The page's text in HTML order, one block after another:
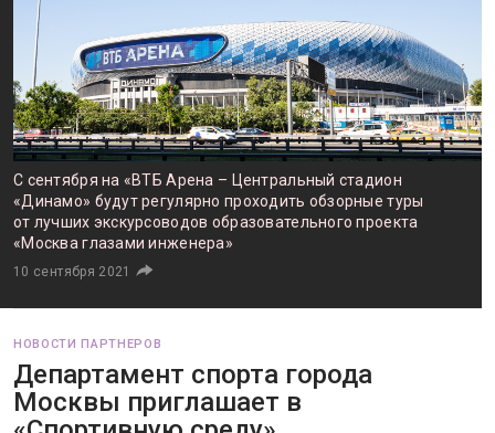
С сентября на «ВТБ Арена – Центральный стадион
«Динамо» будут регулярно проходить обзорные туры
от лучших экскурсоводов образовательного проекта
«Москва глазами инженера»
10 сентября 2021
НОВОСТИ ПАРТНЕРОВ
Департамент спорта города
Москвы приглашает в